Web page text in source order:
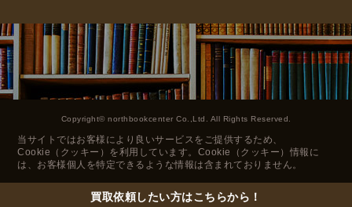
買取依頼したい方はこちらから！
Copyright© northbookcenter Co.,Ltd. All Rights Reserved.
当サイトではお客様により良いサービスをご提供するため、
Cookie（クッキー）を利用しています。Cookie（クッキー）情報に
は、お客様個人を特定できるような情報は含まれておりません。